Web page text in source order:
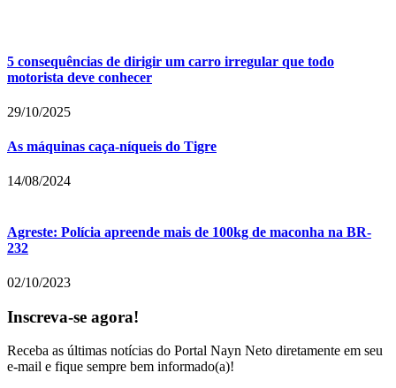
5 consequências de dirigir um carro irregular que todo
motorista deve conhecer
29/10/2025
As máquinas caça-níqueis do Tigre
14/08/2024
Agreste: Polícia apreende mais de 100kg de maconha na BR-
232
02/10/2023
Inscreva-se agora!
Receba as últimas notícias do Portal Nayn Neto diretamente em seu
e-mail e fique sempre bem informado(a)!